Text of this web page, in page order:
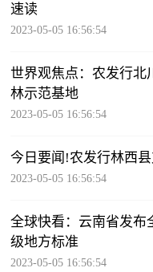
速读
2023-05-05 16:56:54
世界观焦点：农发行北
林示范基地
2023-05-05 16:56:54
今日要闻!农发行林西
2023-05-05 16:56:54
全球快看：云南省发布
级地方标准
2023-05-05 16:56:54